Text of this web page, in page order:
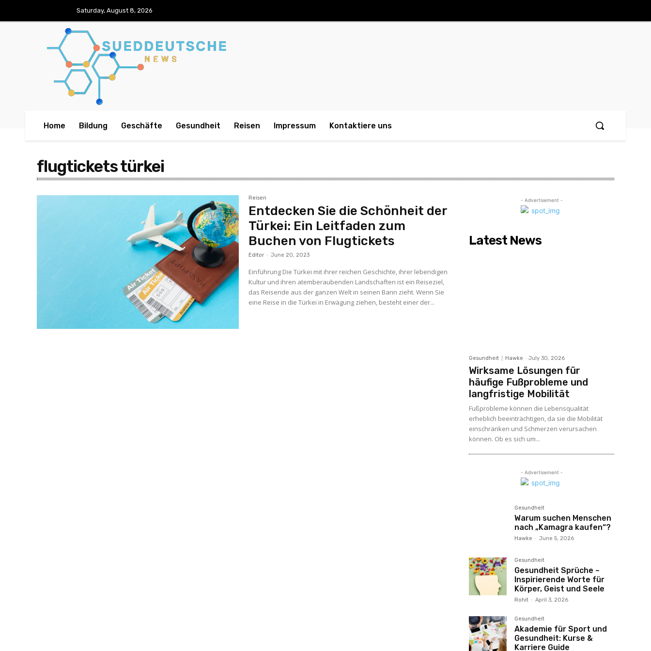
Saturday, August 8, 2026
Home Bildung Geschäfte Gesundheit Reisen Impressum Kontaktiere uns
flugtickets türkei
Reisen
Entdecken Sie die Schönheit der
Türkei: Ein Leitfaden zum
Buchen von Flugtickets
Editor - June 20, 2023
Einführung Die Türkei mit ihrer reichen Geschichte, ihrer lebendigen
Kultur und ihren atemberaubenden Landschaften ist ein Reiseziel,
das Reisende aus der ganzen Welt in seinen Bann zieht. Wenn Sie
eine Reise in die Türkei in Erwägung ziehen, besteht einer der...
- Advertisement -
Latest News
Gesundheit Hawke - July 30, 2026
Wirksame Lösungen für
häufige Fußprobleme und
langfristige Mobilität
Fußprobleme können die Lebensqualität
erheblich beeinträchtigen, da sie die Mobilität
einschränken und Schmerzen verursachen
können. Ob es sich um...
- Advertisement -
Gesundheit
Warum suchen Menschen
nach „Kamagra kaufen“?
Hawke - June 5, 2026
Gesundheit
Gesundheit Sprüche –
Inspirierende Worte für
Körper, Geist und Seele
Rohit - April 3, 2026
Gesundheit
Akademie für Sport und
Gesundheit: Kurse &
Karriere Guide